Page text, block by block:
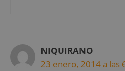
NIQUIRANO
23 enero, 2014 a las